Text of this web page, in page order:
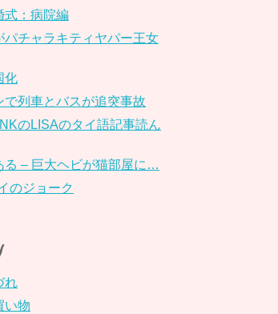
式：病院編
パチャラキティヤパー王女
化
で列車とバスが追突事故
のLISAのタイ語記事読ん
る – 巨大ヘビが猫部屋に…
のジョーク
れ
い物